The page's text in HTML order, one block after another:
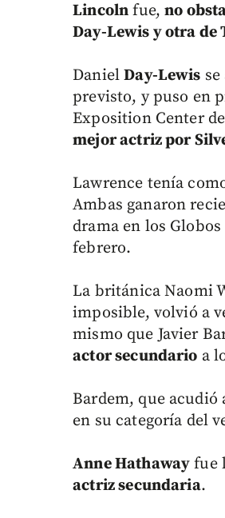
Lincoln fue,no
Day-Lewis y otra de
DanielDay-Lewis
previsto, y puso en
Exposition Center
mejor actriz por
Lawrence tenía
Ambas ganaron
drama en los
febrero.
La británica Naomi
imposible, volvió a
mismo que Javier
actor secundario a
Bardem, que
en su categoría del
Anne Hathaway fue
actriz secundaria.